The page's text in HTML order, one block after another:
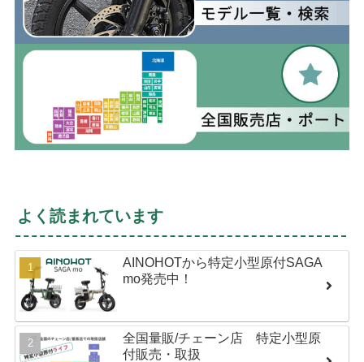
よく読まれています
AINOHOTから特定小型原付SAGA
mo発売中！
全国量販/チェーン店 特定小型原
付販売・取扱